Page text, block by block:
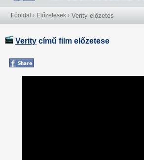
Főoldal › Előzetesek › Verity előzetes
Verity című film előzetese